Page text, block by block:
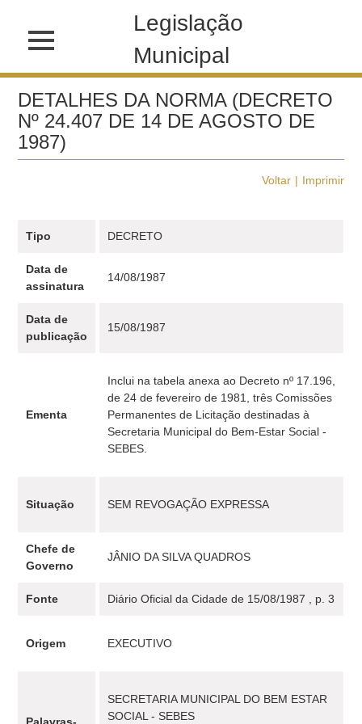
Legislação
Municipal
DETALHES DA NORMA (DECRETO
Nº 24.407 DE 14 DE AGOSTO DE
1987)
Voltar Imprimir
Tipo DECRETO
Data de
assinatura
14/08/1987
Data de
publicação
15/08/1987
Ementa
Inclui na tabela anexa ao Decreto nº 17.196,
de 24 de fevereiro de 1981, três Comissões
Permanentes de Licitação destinadas à
Secretaria Municipal do Bem-Estar Social -
SEBES.
Situação SEM REVOGAÇÃO EXPRESSA
Chefe de
Governo
JÂNIO DA SILVA QUADROS
Fonte Diário Oficial da Cidade de 15/08/1987 , p. 3
Origem EXECUTIVO
SECRETARIA MUNICIPAL DO BEM ESTAR
SOCIAL - SEBES